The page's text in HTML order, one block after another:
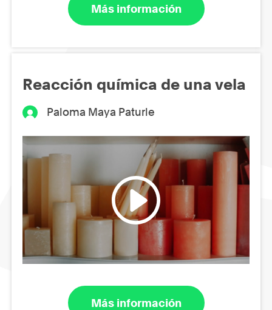
Más información
Reacción química de una vela
Paloma Maya Paturle
Más información